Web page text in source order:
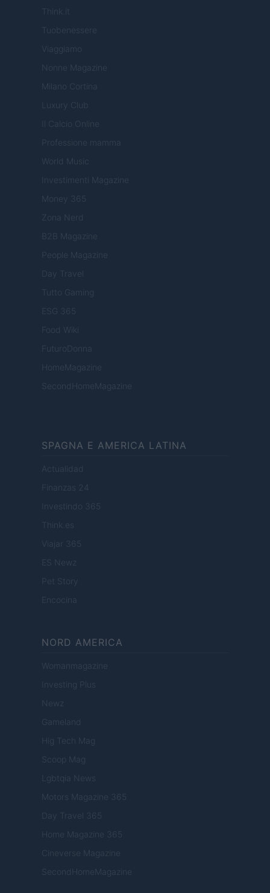
Think.it
Tuobenessere
Viaggiamo
Nonne Magazine
Milano Cortina
Luxury Club
Il Calcio Online
Professione mamma
World Music
Investimenti Magazine
Money 365
Zona Nerd
B2B Magazine
People Magazine
Day Travel
Tutto Gaming
ESG 365
Food Wiki
FuturoDonna
HomeMagazine
SecondHomeMagazine
SPAGNA E AMERICA LATINA
Actualidad
Finanzas 24
Investindo 365
Think.es
Viajar 365
ES Newz
Pet Story
Encocina
NORD AMERICA
Womanmagazine
Investing Plus
Newz
Gameland
Hig Tech Mag
Scoop Mag
Lgbtqia News
Motors Magazine 365
Day Travel 365
Home Magazine 365
Cineverse Magazine
SecondHomeMagazine